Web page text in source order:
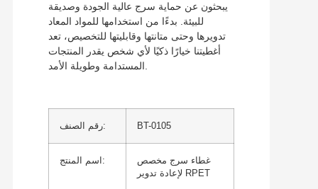
يبحثون عن حماية سرج عالية الجودة وصديقة
للبيئة. بدءًا من استخدامها للمواد المعاد
تدويرها وحتى متانتها وقابليتها للتخصيص، تعد
أغطيتنا خيارًا ذكيًا لأي شخص يقدر المنتجات
رقم الصنف: BT-0105
اسم المنتج:
غطاء سرج مخصص
لإعادة تدوير RPET